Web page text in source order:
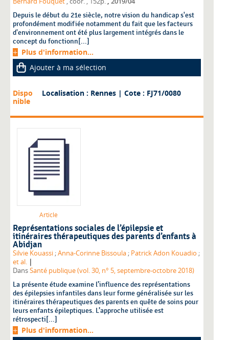
Depuis le début du 21e siècle, notre vision du handicap s'est
profondément modifiée notamment du fait que les facteurs
d'environnement ont été plus largement intégrés dans le
concept du fonctionn[...]
Plus d'information...
Ajouter à ma sélection
Dispo
nible
Localisation : Rennes | Cote : FJ71/0080
Article
Représentations sociales de l’épilepsie et
itinéraires thérapeutiques des parents d’enfants à
Abidjan
Silvie Kouassi ;Anna-Corinne Bissoula ; Patrick Adon Kouadio ;
et al. |
DansSanté publique (vol. 30, n° 5, septembre-octobre 2018)
La présente étude examine l’influence des représentations
des épilepsies infantiles dans leur forme généralisée sur les
itinéraires thérapeutiques des parents en quête de soins pour
leurs enfants épileptiques. L’approche utilisée est
rétrospecti[...]
Plus d'information...